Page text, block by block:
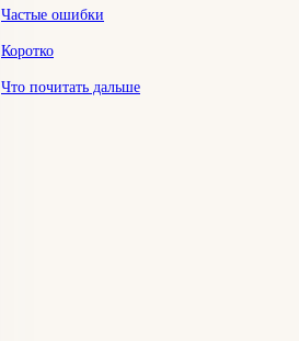
Частые ошибки
Коротко
Что почитать дальше